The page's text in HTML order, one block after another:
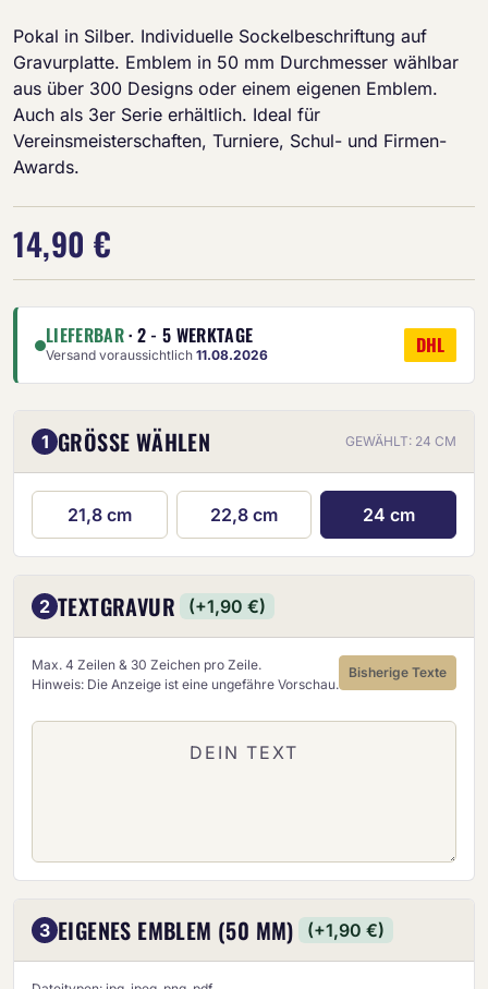
Pokal in Silber. Individuelle Sockelbeschriftung auf
Gravurplatte. Emblem in 50 mm Durchmesser wählbar
aus über 300 Designs oder einem eigenen Emblem.
Auch als 3er Serie erhältlich. Ideal für
Vereinsmeisterschaften, Turniere, Schul- und Firmen-
Awards.
14,90 €
LIEFERBAR· 2 - 5 WERKTAGE
Versand voraussichtlich 11.08.2026 DHL
1 GRÖSSE WÄHLEN GEWÄHLT: 24 CM
21,8 cm 22,8 cm 24 cm
2 TEXTGRAVUR (+1,90 €)
Max. 4 Zeilen & 30 Zeichen pro Zeile.
Hinweis: Die Anzeige ist eine ungefähre Vorschau.
Bisherige Texte
3 EIGENES EMBLEM (50 MM) (+1,90 €)